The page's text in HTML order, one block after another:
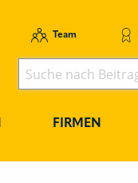
Team
FIRMEN